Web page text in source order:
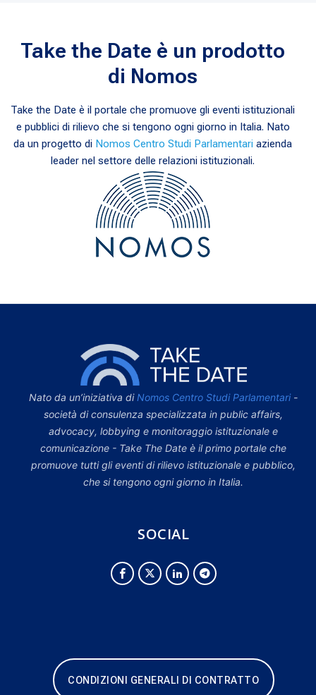
Take the Date è un prodotto
di Nomos
Take the Date è il portale che promuove gli eventi istituzionali
e pubblici di rilievo che si tengono ogni giorno in Italia. Nato
da un progetto di Nomos Centro Studi Parlamentari azienda
leader nel settore delle relazioni istituzionali.
Nato da un’iniziativa diNomos Centro Studi Parlamentari-
società di consulenza specializzata in public affairs,
advocacy, lobbying e monitoraggio istituzionale e
comunicazione - Take The Date è il primo portale che
promuove tutti gli eventi di rilievo istituzionale e pubblico,
che si tengono ogni giorno in Italia.
SOCIAL
CONDIZIONI GENERALI DI CONTRATTO